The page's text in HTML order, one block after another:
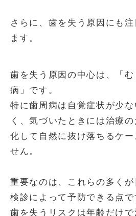
さらに、歯を失う原因にも
ます。
歯を失う原因の中心は、「
病」です。
特に歯周病は自覚症状が少
く、気づいたときには治療
化して自然に抜け落ちるケ
せん。
重要なのは、これらの多く
検診によって予防できる点で
歯を失うリスクは年齢だけ